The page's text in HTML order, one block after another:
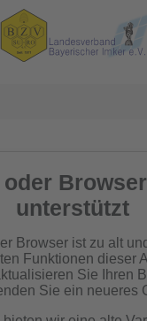
springen
In der